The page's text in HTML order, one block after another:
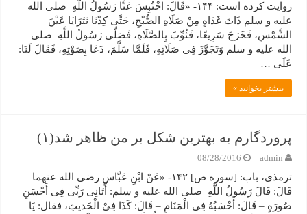
روایت کرده است: ۱۴۴- «قَالَ: احْتُبِسَ عَنَّا رَسُولُ اللَّهِ صلی الله
علیه و سلم ذَاتَ غَدَاهٍ مِنْ صَلَاهِ الصُّبْحِ، حَتَّى کِدْنَا نَتَرَایَا عَیْنَ
الشَّمْسِ، فَخَرَجَ سَرِیعًا، فَثُوِّبَ بِالصَّلَاهِ، فَصَلَّى رَسُولُ اللَّهِ صلی
الله علیه و سلم وَتَجَوَّزَ فِی صَلَاتِهِ، فَلَمَّا سَلَّمَ، دَعَا بِصَوْتِهِ، فَقَالَ لَنَا:
عَلَى …
بیشتر بخوانید »
پروردگارم به بهترین شکل بر من ظاهر شد(۱)
admin
08/28/2016
ترمذی، باب: [سوره ص] ۱۴۲- «عَنْ ابْنِ عَبَّاسٍ رضی الله عنهما
قَالَ: قَالَ رَسُولُ اللَّهِ صلی الله علیه و سلم: أَتَانِی رَبِّی فِی أَحْسَنِ
صُورَهٍ – قَالَ: أَحْسَبُهُ فِی الْمَنَامِ – قَالَ: کَذَا فِیْ الْحَدیثِ، فقال: یَا